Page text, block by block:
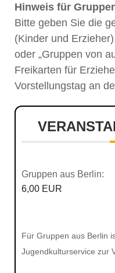
Hinweis für
Bitte geben Sie die
(Kinder und
oder „Gruppen von
Freikarten für
Vorstellungstag an
Gruppen aus Berlin:
6,00 EUR
Für Gruppen aus Berlin
Jugendkulturservice zur